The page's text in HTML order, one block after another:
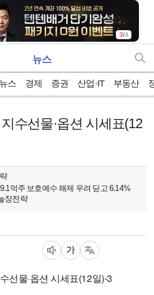
4/4
뉴스
스 경제 증권 산업·IT 부동산
수선물·옵션 시세표(12
억주 보호예수 해제 우려 딛고 6.14%
장전략
선물·옵션 시세표(12일)-3